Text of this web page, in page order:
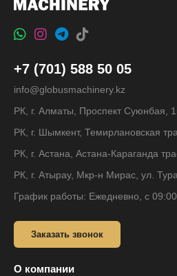
+7 (701) 588 50 05
info@globusmachinery.kz
РК, г. Алматы, Проспект Суюнбая,
РК, г. Шымкент, Темирлановская
РК, г. Астана, Астана-Караганда
РК, г. Атырау, Мкр-н Мирас, ул.
График работы: Ежедневно, с
Заказать звонок
О компании